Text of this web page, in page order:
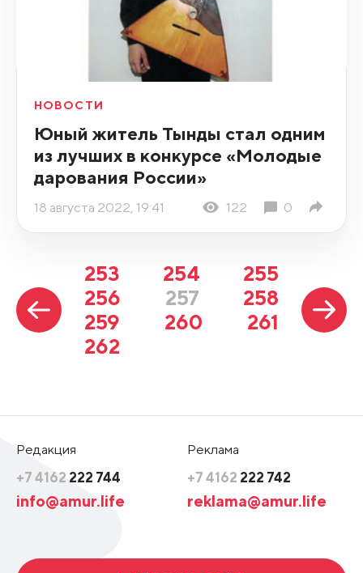
НОВОСТИ
Юный житель Тынды стал одним
из лучших в конкурсе «Молодые
дарования России»
18 августа 2022, 19:41 122 0
253 254
255
256
257
258
259
260
261
262
Редакция
+7 4162 222 744
info@amur.life
Реклама
+7 4162 222 742
reklama@amur.life